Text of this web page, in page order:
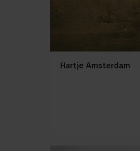
Hartje Amsterdam